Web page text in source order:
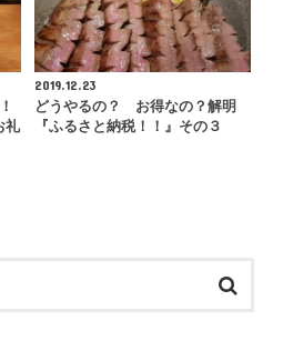
礼
2019.12.23
どうやるの？ お得なの？解明
『ふるさと納税！！』その３